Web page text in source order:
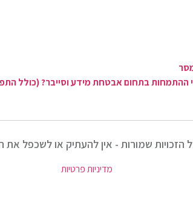
בתחום אבטחת מידע וסייבר? (כולל
הזכויות שמורות - אין להעתיק או לשכפל את
מדיניות פרטיות